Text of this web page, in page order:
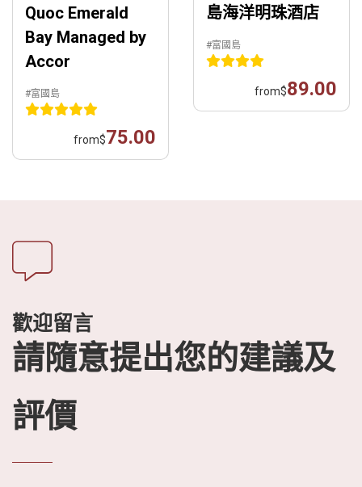
Quoc Emerald
Bay Managed by
Accor
#富國島
from$75.00
島海洋明珠酒店
#富國島
from$89.00
歡迎留言
請隨意提出您的建議及
評價